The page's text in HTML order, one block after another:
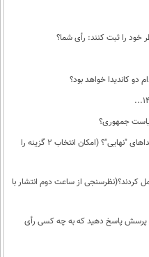
خود را ثبت کنند: رأی شما؟
دو کاندیدا خواهد بود؟
جمهوری؟
کاندیداهای "پوششی" و پیش بینی شما از کاندیداهای "نهایی"؟ (امکان انتخاب 2 گزینه را
کردند؟(نظرسنجی از ساعت دوم انتشار با
پرسش پاسخ دهید که به چه کسی رأی